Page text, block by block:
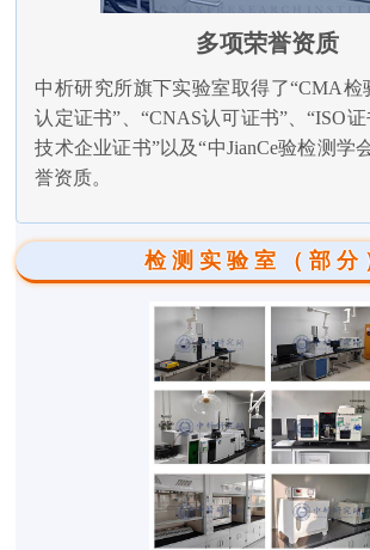
多项荣誉资质
中析研究所旗下实验室取得了“CMA检
认定证书”、“CNAS认可证书”、“ISO
技术企业证书”以及“中JianCe验检测学
誉资质。
检测实验室（部分